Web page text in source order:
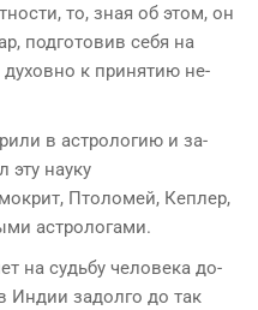
то, зная об этом, он
подготовив себя на
духовно к принятию не­
в астрологию и за­
эту науку
Птоломей, Кеплер,
астрологами.
на судьбу человека до­
Индии задолго до так